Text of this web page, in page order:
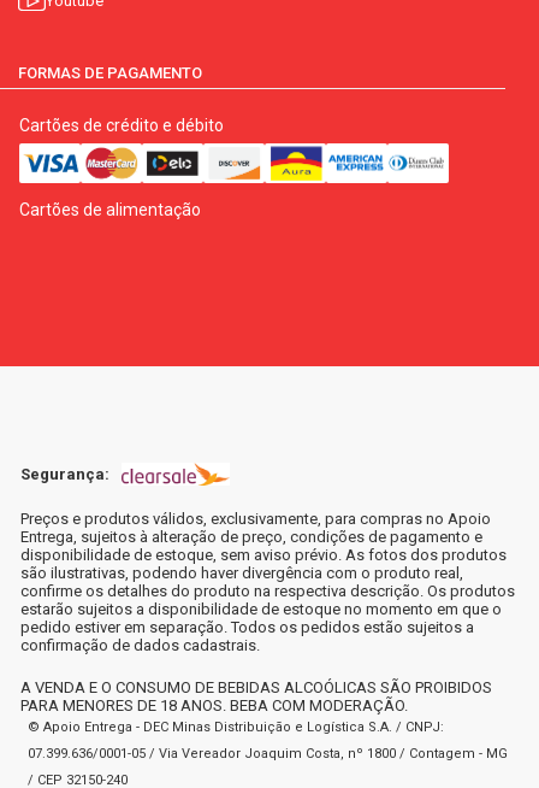
FORMAS DE PAGAMENTO
Cartões de crédito e débito
Cartões de alimentação
Segurança:
Preços e produtos válidos, exclusivamente, para compras no Apoio
Entrega, sujeitos à alteração de preço, condições de pagamento e
disponibilidade de estoque, sem aviso prévio. As fotos dos produtos
são ilustrativas, podendo haver divergência com o produto real,
confirme os detalhes do produto na respectiva descrição. Os produtos
estarão sujeitos a disponibilidade de estoque no momento em que o
pedido estiver em separação. Todos os pedidos estão sujeitos a
confirmação de dados cadastrais.
A VENDA E O CONSUMO DE BEBIDAS ALCOÓLICAS SÃO PROIBIDOS
PARA MENORES DE 18 ANOS. BEBA COM MODERAÇÃO.
© Apoio Entrega - DEC Minas Distribuição e Logística S.A. / CNPJ:
07.399.636/0001-05 / Via Vereador Joaquim Costa, nº 1800 / Contagem - MG
/ CEP 32150-240